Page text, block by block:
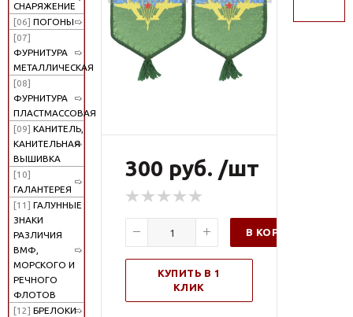
СНАРЯЖЕНИЕ
[06] ПОГОНЫ
[07]
ФУРНИТУРА
МЕТАЛЛИЧЕСКАЯ
[08]
ФУРНИТУРА
ПЛАСТМАССОВАЯ
[09] КАНИТЕЛЬ,
КАНИТЕЛЬНАЯ
ВЫШИВКА
[10]
ГАЛАНТЕРЕЯ
[11] ГАЛУННЫЕ
ЗНАКИ
РАЗЛИЧИЯ
ВМФ,
МОРСКОГО И
РЕЧНОГО
ФЛОТОВ
[12] БРЕЛОКИ
300 руб. /шт
В КОРЗИНУ
КУПИТЬ В 1
КЛИК